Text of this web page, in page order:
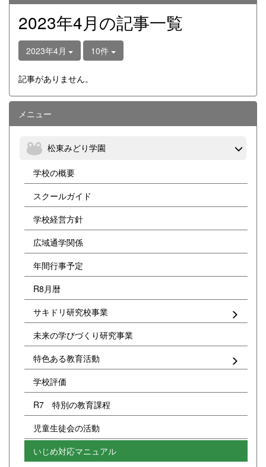
2023年4月の記事一覧
2023年4月 10件
記事がありません。
メニュー
松東みどり学園
学校の概要
スクールガイド
学校経営方針
広域通学関係
年間行事予定
R8月暦
サキドリ研究校事業
未来の学びづくり研究事業
特色ある教育活動
学校評価
R7 特別の教育課程
児童生徒会の活動
いじめ対応マニュアル